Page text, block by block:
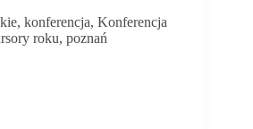
,konferencja,Konferencja
roku, poznań